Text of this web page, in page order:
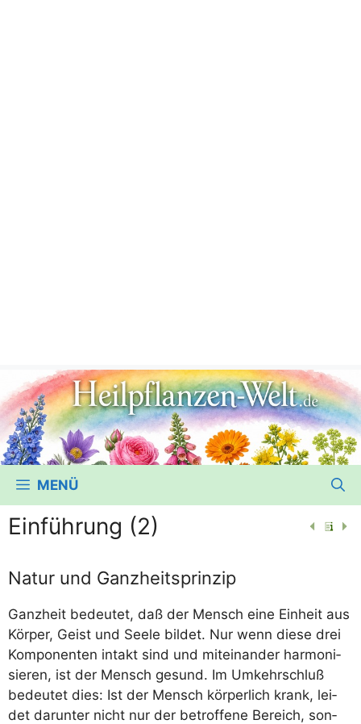
MENÜ
Einführung (2)
Natur und Ganzheitsprinzip
Ganz­heit bedeu­tet, daß der Mensch eine Ein­heit aus
Kör­per, Geist und See­le bil­det. Nur wenn die­se drei
Kom­po­nen­ten intakt sind und mit­ein­an­der har­mo­ni­
sie­ren, ist der Mensch gesund. Im Umkehr­schluß
bedeu­tet dies: Ist der Mensch kör­per­lich krank, lei­
det dar­un­ter nicht nur der betrof­fe­ne Bereich, son­